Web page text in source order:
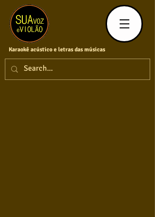
Karaokê acústico e letras das músicas